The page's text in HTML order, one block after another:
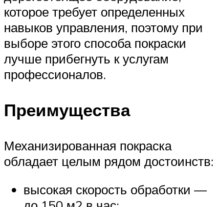
которое требует определенных
навыков управления, поэтому при
выборе этого способа покраски
лучше прибегнуть к услугам
профессионалов.
Преимущества
Механизированная покраска
обладает целым рядом достоинств:
высокая скорость обработки —